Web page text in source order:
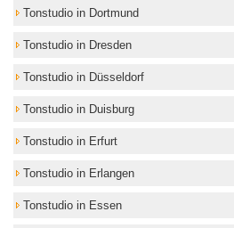
Tonstudio in Dortmund
Tonstudio in Dresden
Tonstudio in Düsseldorf
Tonstudio in Duisburg
Tonstudio in Erfurt
Tonstudio in Erlangen
Tonstudio in Essen